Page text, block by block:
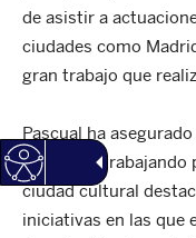
de asistir a
ciudades como
gran trabajo que
Pascual ha
“estamos trabajando
ciudad cultural
iniciativas en las que